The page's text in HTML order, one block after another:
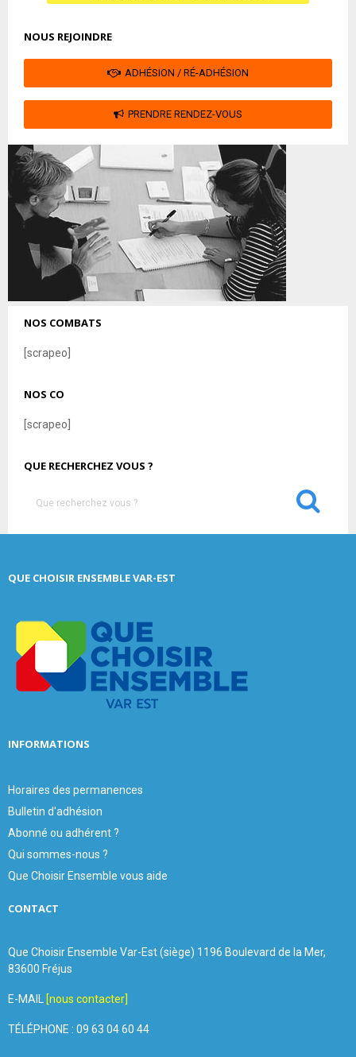
NOUS REJOINDRE
ADHÉSION / RÉ-ADHÉSION
PRENDRE RENDEZ-VOUS
NOS COMBATS
[scrapeo]
NOS CO
[scrapeo]
QUE RECHERCHEZ VOUS ?
h
S
QUE CHOISIR ENSEMBLE VAR-EST
INFORMATIONS
Horaires des permanences
Bulletin d'adhésion
Abonné ou adhérent ?
Qui sommes-nous ?
Que Choisir Ensemble vous aide
CONTACT
Que Choisir Ensemble Var-Est (siège) 1196 Boulevard de la Mer,
83600 Fréjus
E-MAIL [nous contacter]
TÉLÉPHONE : 09 63 04 60 44